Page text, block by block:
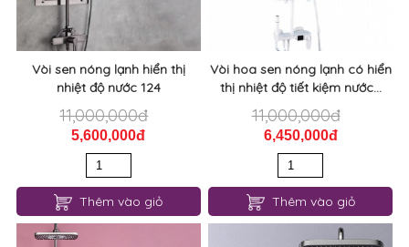
Vòi sen nóng lạnh hiển thị
nhiệt độ nước 124
11,000,000đ
5,600,000đ
Thêm vào giỏ
Vòi hoa sen nóng lạnh có hiển
thị nhiệt độ tiết kiệm nước...
11,000,000đ
6,450,000đ
Thêm vào giỏ